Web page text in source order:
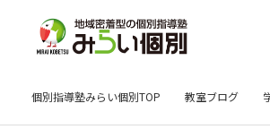
個別指導塾みらい個別TOP 教室ブログ